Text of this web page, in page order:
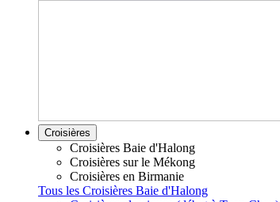
Croisières
Croisières Baie d'Halong
Croisières sur le Mékong
Croisières en Birmanie
Tous les Croisières Baie d'Halong